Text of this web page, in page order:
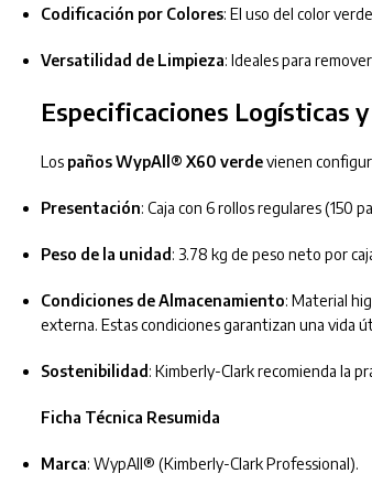
Codificación por Colores: El uso del color
Versatilidad de Limpieza: Ideales para
Especificaciones Logísticas
Los paños WypAll® X60 verdevienen
Presentación: Caja con 6 rollos regulares (150
Peso de la unidad : 3.78 kg de peso neto por
Condiciones de Almacenamiento: Material
externa. Estas condiciones garantizan una vida
Sostenibilidad : Kimberly-Clark recomienda la
Ficha Técnica Resumida
Marca: WypAll® (Kimberly-Clark Professional).